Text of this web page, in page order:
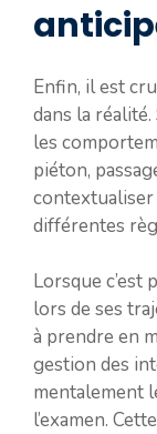
Enfin, il est
dans la
les
piéton,
contextualiser
différentes
Lorsque c’est
lors de ses
à prendre en
gestion des
mentalement
l’examen.